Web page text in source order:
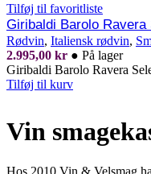
Tilføj til favoritliste
Giribaldi Barolo
Rødvin, Italiensk rødvin,
2.995,00 kr ● På lager
Giribaldi Barolo Ravera
Tilføj til kurv
Vin
Hos 2010 Vin & Velsmag